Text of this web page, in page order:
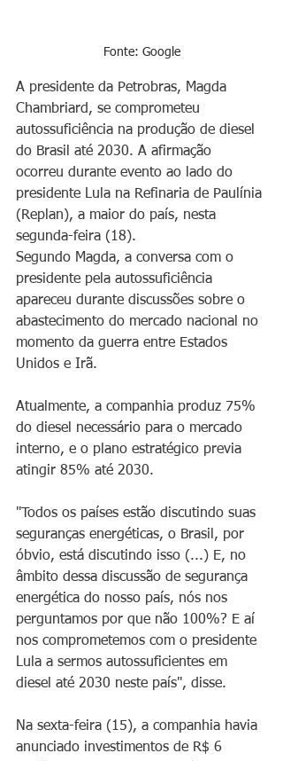
Fonte: Google
A presidente da Petrobras, Magda
Chambriard, se comprometeu
autossuficiência na produção de diesel
do Brasil até 2030. A afirmação
ocorreu durante evento ao lado do
presidente Lula na Refinaria de Paulínia
(Replan), a maior do país, nesta
segunda-feira (18).
Segundo Magda, a conversa com o
presidente pela autossuficiência
apareceu durante discussões sobre o
abastecimento do mercado nacional no
momento da guerra entre Estados
Unidos e Irã.
Atualmente, a companhia produz 75%
do diesel necessário para o mercado
interno, e o plano estratégico previa
atingir 85% até 2030.
"Todos os países estão discutindo suas
seguranças energéticas, o Brasil, por
óbvio, está discutindo isso (...) E, no
âmbito dessa discussão de segurança
energética do nosso país, nós nos
perguntamos por que não 100%? E aí
nos comprometemos com o presidente
Lula a sermos autossuficientes em
diesel até 2030 neste país", disse.
Na sexta-feira (15), a companhia havia
anunciado investimentos de R$ 6